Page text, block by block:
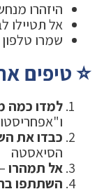
היזהרו
אל תטיילו
שמרו טלפון
⭐ טיפים
למדו כמה
כבדו את
הסיאסטה
אל תמהרו
השתתפו